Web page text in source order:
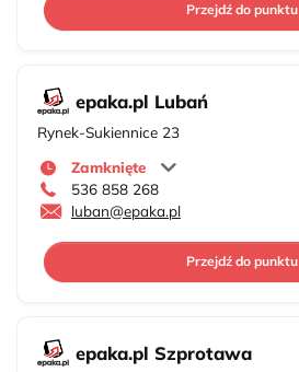
Przejdź do punktu
epaka.pl Lubań
Rynek-Sukiennice 23
Zamknięte
536 858 268
luban@epaka.pl
Przejdź do punktu
epaka.pl Szprotawa